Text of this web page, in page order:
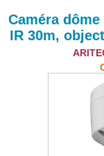
Caméra
IR 30m,